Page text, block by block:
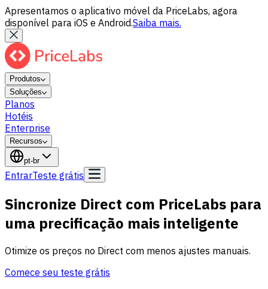
Apresentamos o aplicativo móvel da PriceLabs, agora
disponível para iOS e Android.Saiba mais.
Produtos
Soluções
Planos
Hotéis
Enterprise
Recursos
pt-br
EntrarTeste grátis
Sincronize Direct com PriceLabs para
uma precificação mais inteligente
Otimize os preços no Direct com menos ajustes manuais.
Comece seu teste grátis